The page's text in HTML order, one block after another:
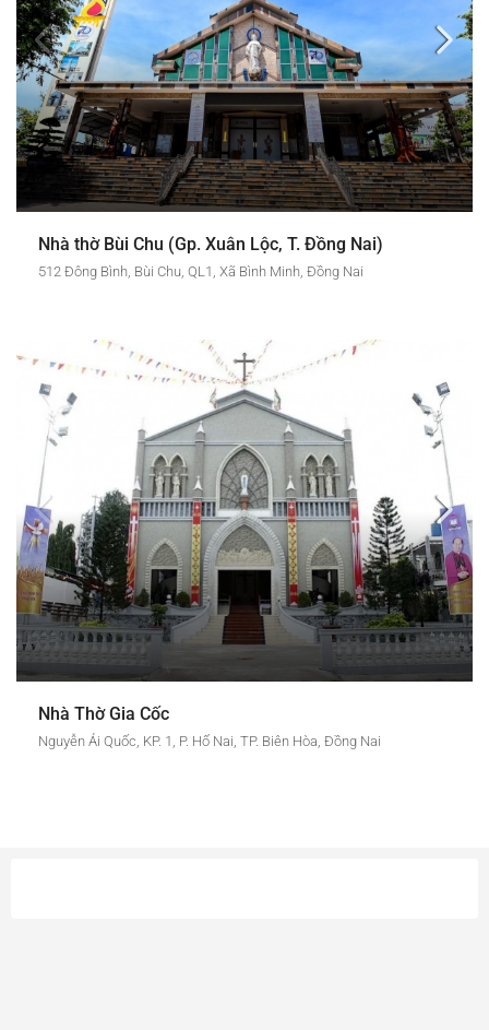
Nhà thờ Bùi Chu (Gp. Xuân Lộc, T. Đồng Nai)
512 Đông Bình, Bùi Chu, QL1, Xã Bình Minh, Đồng Nai
Nhà Thờ Gia Cốc
Nguyễn Ái Quốc, KP. 1, P. Hố Nai, TP. Biên Hòa, Đồng Nai